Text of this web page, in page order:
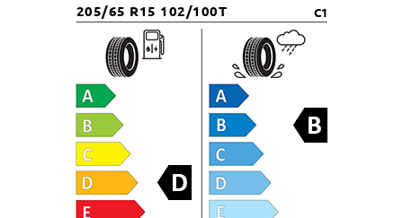
205/65 R15 102/100T C1